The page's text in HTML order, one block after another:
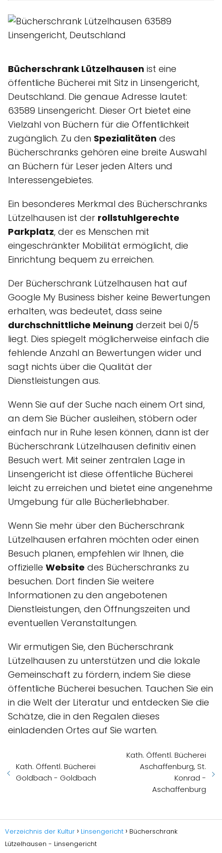
Bücherschrank Lützelhausen ist eine
öffentliche Bücherei mit Sitz in Linsengericht,
Deutschland. Die genaue Adresse lautet:
63589 Linsengericht. Dieser Ort bietet eine
Vielzahl von Büchern für die Öffentlichkeit
zugänglich. Zu den Spezialitäten des
Bücherschranks gehören eine breite Auswahl
an Büchern für Leser jeden Alters und
Interessengebietes.
Ein besonderes Merkmal des Bücherschranks
Lützelhausen ist der rollstuhlgerechte
Parkplatz, der es Menschen mit
eingeschränkter Mobilität ermöglicht, die
Einrichtung bequem zu erreichen.
Der Bücherschrank Lützelhausen hat auf
Google My Business bisher keine Bewertungen
erhalten, was bedeutet, dass seine
durchschnittliche Meinung derzeit bei 0/5
liegt. Dies spiegelt möglicherweise einfach die
fehlende Anzahl an Bewertungen wider und
sagt nichts über die Qualität der
Dienstleistungen aus.
Wenn Sie auf der Suche nach einem Ort sind,
an dem Sie Bücher ausleihen, stöbern oder
einfach nur in Ruhe lesen können, dann ist der
Bücherschrank Lützelhausen definitiv einen
Besuch wert. Mit seiner zentralen Lage in
Linsengericht ist diese öffentliche Bücherei
leicht zu erreichen und bietet eine angenehme
Umgebung für alle Bücherliebhaber.
Wenn Sie mehr über den Bücherschrank
Lützelhausen erfahren möchten oder einen
Besuch planen, empfehlen wir Ihnen, die
offizielle Website des Bücherschranks zu
besuchen. Dort finden Sie weitere
Informationen zu den angebotenen
Dienstleistungen, den Öffnungszeiten und
eventuellen Veranstaltungen.
Wir ermutigen Sie, den Bücherschrank
Lützelhausen zu unterstützen und die lokale
Gemeinschaft zu fördern, indem Sie diese
öffentliche Bücherei besuchen. Tauchen Sie ein
in die Welt der Literatur und entdecken Sie die
Schätze, die in den Regalen dieses
einladenden Ortes auf Sie warten.
Kath. Öffentl. Bücherei
Goldbach - Goldbach
Kath. Öffentl. Bücherei
Aschaffenburg, St.
Konrad -
Aschaffenburg
Verzeichnis der Kultur Linsengericht
Bücherschrank
Lützelhausen - Linsengericht